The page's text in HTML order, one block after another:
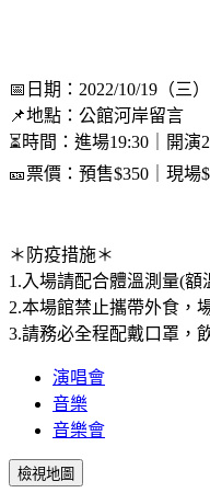
📅日期：2022/10/19（三）
📌地點：公館河岸留言
⏳時間：進場19:30｜開演
🎫票價：預售$350｜現場
＊防疫措施＊
1.入場請配合體溫測量(
2.本場館禁止攜帶外食，
3.請務必全程配戴口罩，
演唱會
音樂
音樂會
檢視地圖